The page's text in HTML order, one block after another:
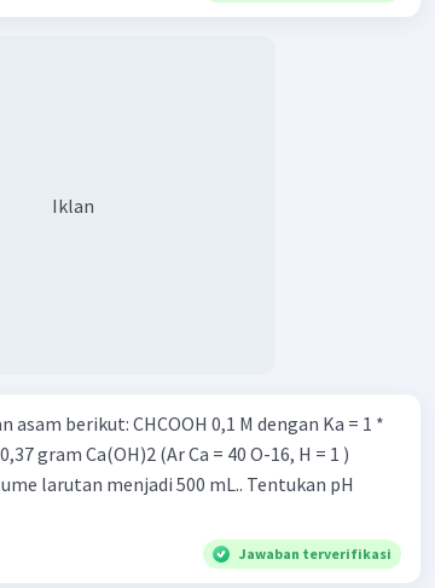
Iklan
0,1 M dengan Ka = 1 *
larutan menjadi 500 mL.. Tentukan pH
Jawaban terverifikasi